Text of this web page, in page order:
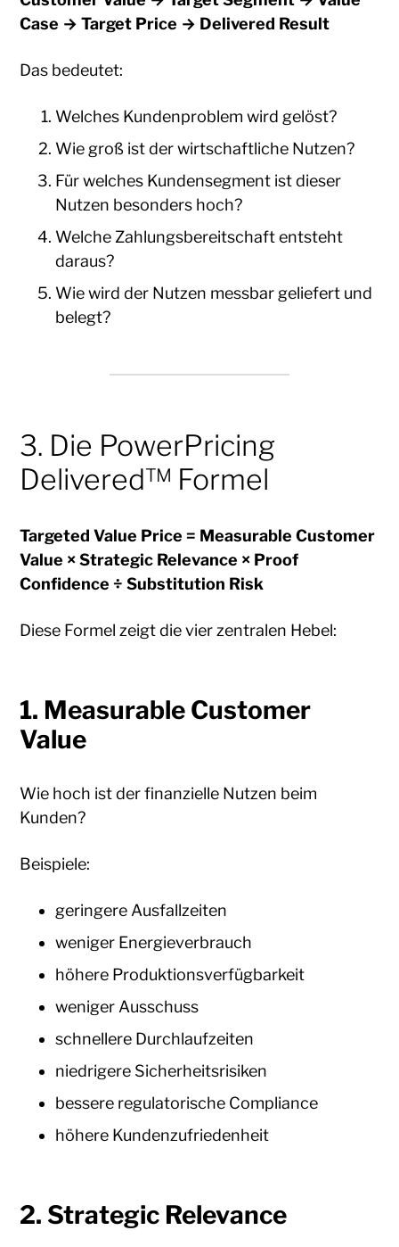
Case → Target Price → Delivered Result
Das bedeutet:
Welches Kundenproblem wird gelöst?
Wie groß ist der wirtschaftliche Nutzen?
Für welches Kundensegment ist dieser
Nutzen besonders hoch?
Welche Zahlungsbereitschaft entsteht
daraus?
Wie wird der Nutzen messbar geliefert und
belegt?
3. Die PowerPricing
Delivered™ Formel
Targeted Value Price = Measurable Customer
Value × Strategic Relevance × Proof
Confidence ÷ Substitution Risk
Diese Formel zeigt die vier zentralen Hebel:
1. Measurable Customer
Value
Wie hoch ist der finanzielle Nutzen beim
Kunden?
Beispiele:
geringere Ausfallzeiten
weniger Energieverbrauch
höhere Produktionsverfügbarkeit
weniger Ausschuss
schnellere Durchlaufzeiten
niedrigere Sicherheitsrisiken
bessere regulatorische Compliance
höhere Kundenzufriedenheit
2. Strategic Relevance